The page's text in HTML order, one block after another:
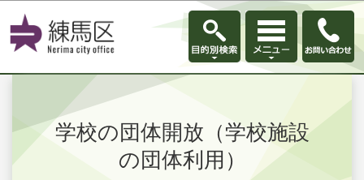
このページの本文へ移動
学校の団体開放（学校施設
の団体利用）